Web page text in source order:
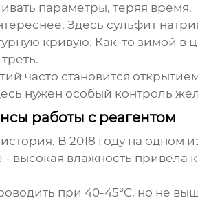
параметры, теряя время.
Здесь сульфит
кривую. Как-то зимой в
часто становится
нужен особый контроль
работы с реагентом
В 2018 году на одном
высокая влажность
при 40-45°C, но не